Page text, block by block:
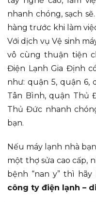
nhanh chóng, sạch
hàng trước khi làm
Với dịch vụ Vệ sinh
vô cùng thuận tiện
Điện Lạnh Gia Định
như: quận 5, quận 6,
Tân Bình, quận Thủ
Thủ Đức nhanh
bạn.
Nếu máy lạnh nhà
một thợ sửa cao cấp,
bệnh “nan y” thì
công ty điện lạnh –